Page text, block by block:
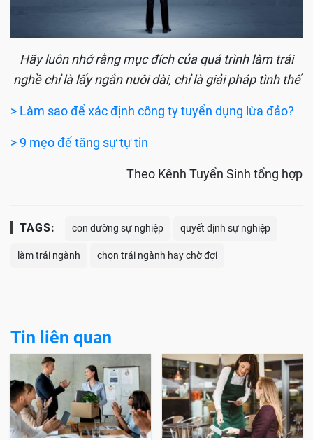
Hãy luôn nhớ rằng mục đích của quá trình làm trái
nghề chỉ là lấy ngắn nuôi dài, chỉ là giải pháp tình thế
> Làm sao để xác định công ty tuyển dụng lừa đảo?
> 9 mẹo để tăng sự tự tin
Theo Kênh Tuyển Sinh tổng hợp
TAGS: con đường sự nghiệp quyết định sự nghiệp
làm trái ngành chọn trái ngành hay chờ đợi
Tin liên quan